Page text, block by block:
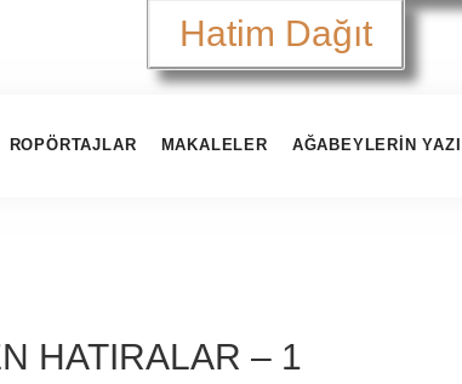
Hatim Dağıt
ROPÖRTAJLAR MAKALELER AĞABEYLERIN
HATIRALAR – 1